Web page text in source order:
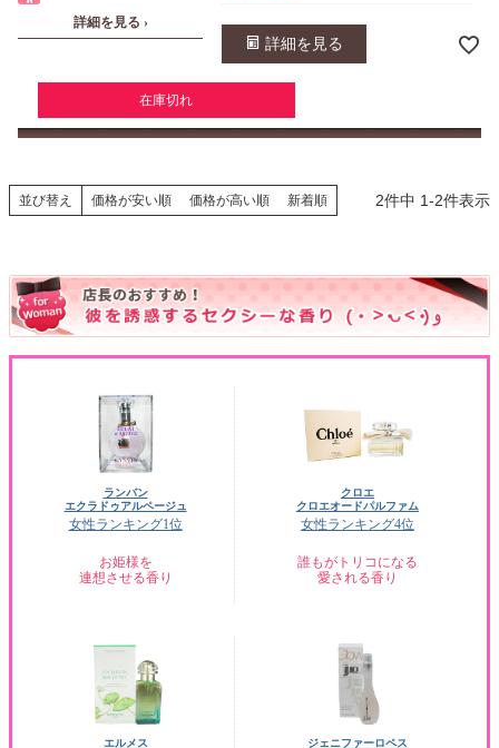
詳細を見る ›
詳細を見る
在庫切れ
並び替え 価格が安い順 価格が高い順 新着順 2件中 1-2件表示
ランバン
エクラドゥアルページュ
女性ランキング1位
お姫様を
連想させる香り
クロエ
クロエオードパルファム
女性ランキング4位
誰もがトリコになる
愛される香り
エルメス
ジェニファーロペス